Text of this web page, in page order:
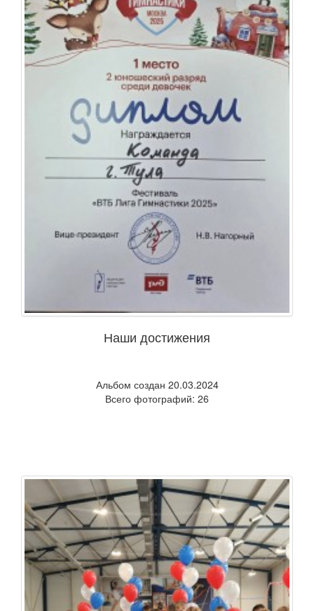
Наши достижения
Альбом создан 20.03.2024
Всего фотографий: 26